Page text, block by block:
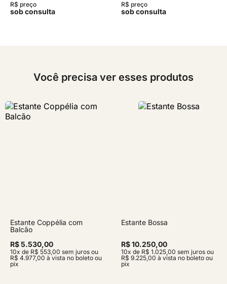
R$ preço
sob consulta
R$ preço
sob consulta
Você precisa ver esses produtos
Estante Coppélia com
Balcão
R$ 5.530,00
10x de R$ 553,00 sem juros ou
R$ 4.977,00 à vista no boleto ou
pix
Estante Bossa
R$ 10.250,00
10x de R$ 1.025,00 sem juros ou
R$ 9.225,00 à vista no boleto ou
pix